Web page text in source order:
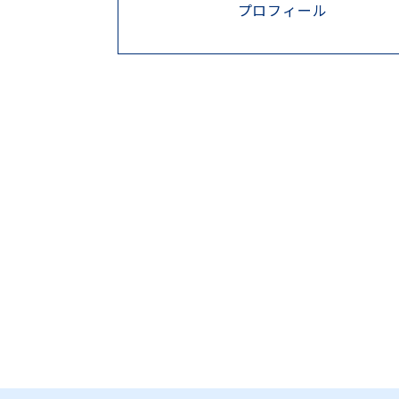
プロフィール